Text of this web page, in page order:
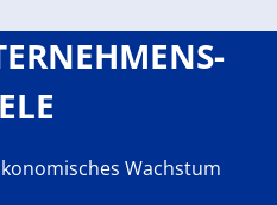
Wachstum